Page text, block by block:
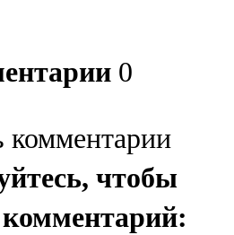
0
комментарии
чтобы
комментарий: